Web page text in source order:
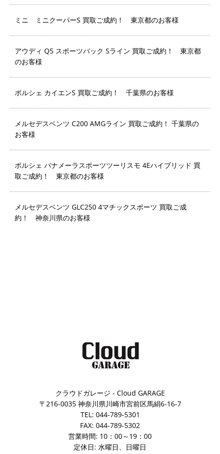
ミニ ミニクーパーS 買取ご成約！ 東京都のお客様
アウディ Q5 スポーツバック Sライン 買取ご成約！ 東京都
のお客様
ポルシェ カイエンS 買取ご成約！ 千葉県のお客様
メルセデスベンツ C200 AMGライン 買取ご成約！ 千葉県の
お客様
ポルシェ パナメーラスポーツツーリスモ 4Eハイブリッド 買
取ご成約！ 東京都のお客様
メルセデスベンツ GLC250 4マチックスポーツ 買取ご成
約！ 神奈川県のお客様
クラウドガレージ - Cloud GARAGE
〒216-0035 神奈川県川崎市宮前区馬絹6-16-7
TEL: 044-789-5301
FAX: 044-789-5302
営業時間: 10：00～19：00
定休日: 水曜日、日曜日